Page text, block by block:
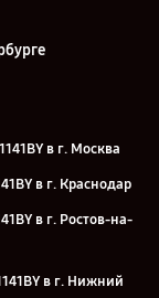
в г. Москва
в г. Краснодар
в г. Ростов-на-
в г. Нижний